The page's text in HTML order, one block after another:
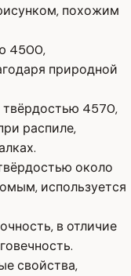
похожим
4500,
природной
твёрдостью 4570,
распиле,
около
используется
в отличие
свойства,